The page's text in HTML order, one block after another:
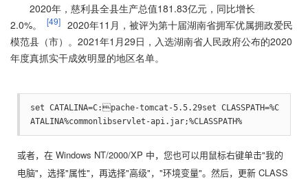
2020年，慈利县全县生产总值181.83亿元，同比增长
2.0%。
[49] 2020年11月，被评为第十届湖南省拥军优属拥政爱民
模范县（市）。2021年1月29日，入选湖南省人民政府公布的2020
年度真抓实干成效明显的地区名单。
set CATALINA=C:pache-tomcat-5.5.29set CLASSPATH=%C
ATALINA%commonlibservlet-api.jar;%CLASSPATH%
或者，在 Windows NT/2000/XP 中，您也可以用鼠标右键单击"我的
电脑"，选择"属性"，再选择"高级"，"环境变量"。然后，更新 CLASS